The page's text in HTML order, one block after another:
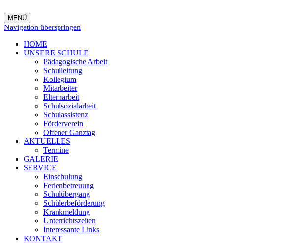
MENÜ
Navigation überspringen
HOME
UNSERE SCHULE
Pädagogische Arbeit
Schulleitung
Kollegium
Mitarbeiter
Elternarbeit
Schulsozialarbeit
Schulassistenz
Förderverein
Offener Ganztag
AKTUELLES
Termine
GALERIE
SERVICE
Einschulung
Ferienbetreuung
Schulübergang
Schülerbeförderung
Krankmeldung
Unterrichtszeiten
Interessante Links
KONTAKT